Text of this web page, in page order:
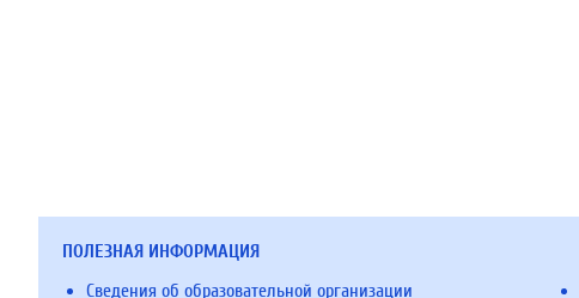
ПОЛЕЗНАЯ ИНФОРМАЦИЯ
Сведения об образовательной организации